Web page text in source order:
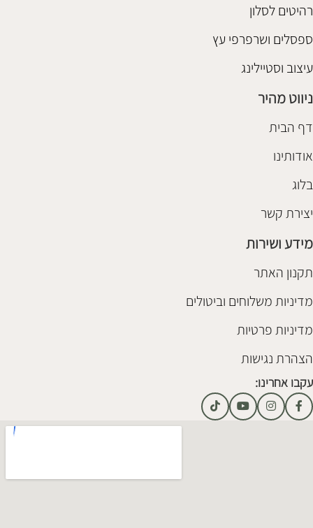
רהיטים לסלון
ספסלים ושרפרפי עץ
עיצוב וסטיילינג
ניווט מהיר
דף הבית
אודותינו
בלוג
יצירת קשר
מידע ושירות
תקנון האתר
מדיניות משלוחים וביטולים
מדיניות פרטיות
הצהרת נגישות
עקבו אחרינו: